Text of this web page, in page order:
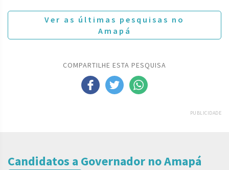
Ver as últimas pesquisas no
Amapá
COMPARTILHE ESTA PESQUISA
PUBLICIDADE
Candidatos a Governador no Amapá